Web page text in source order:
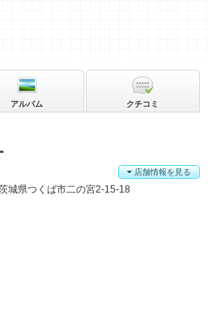
城県つくば市二の宮2-15-18
店舗情報を見る
アルバム クチコミ